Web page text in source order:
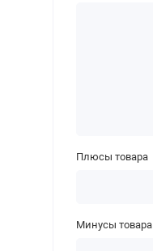
Плюсы товара
Минусы товара